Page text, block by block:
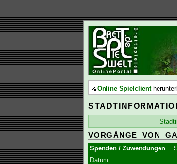
Online Spielclient
VORGÄNGE VON
Spenden / Zuwendungen
Datum